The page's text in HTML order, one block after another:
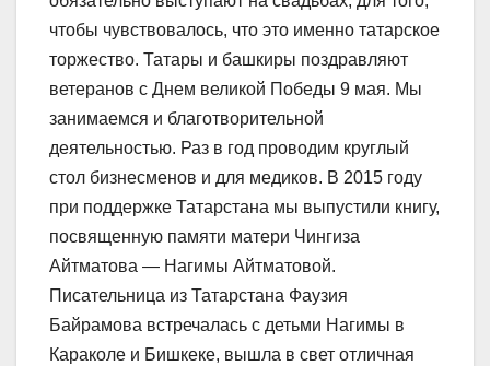
чтобы чувствовалось, что это именно татарское
торжество. Татары и башкиры поздравляют
ветеранов с Днем великой Победы 9 мая. Мы
занимаемся и благотворительной
деятельностью. Раз в год проводим круглый
стол бизнесменов и для медиков. В 2015 году
при поддержке Татарстана мы выпустили книгу,
посвященную памяти матери Чингиза
Айтматова — Нагимы Айтматовой.
Писательница из Татарстана Фаузия
Байрамова встречалась с детьми Нагимы в
Караколе и Бишкеке, вышла в свет отличная